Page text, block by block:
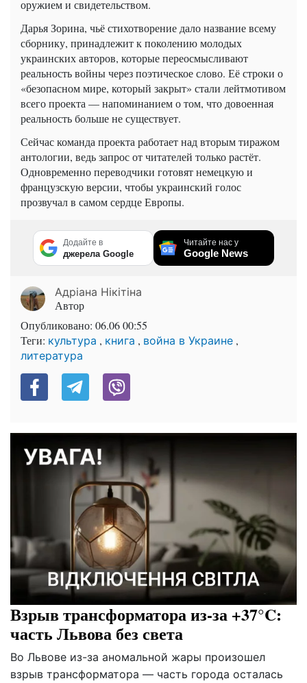
оружием и свидетельством.
Дарья Зорина, чьё стихотворение дало название всему
сборнику, принадлежит к поколению молодых
украинских авторов, которые переосмысливают
реальность войны через поэтическое слово. Её строки о
«безопасном мире, который закрыт» стали лейтмотивом
всего проекта — напоминанием о том, что довоенная
реальность больше не существует.
Сейчас команда проекта работает над вторым тиражом
антологии, ведь запрос от читателей только растёт.
Одновременно переводчики готовят немецкую и
французскую версии, чтобы украинский голос
прозвучал в самом сердце Европы.
Додайте в
джерела Google
Читайте нас у
Google News
Адріана Нікітіна
Автор
Опубликовано: 06.06 00:55
Теги: культура , книга , война в Украине ,
литература
Взрыв трансформатора из-за +37°C:
часть Львова без света
Во Львове из-за аномальной жары произошел
взрыв трансформатора — часть города осталась